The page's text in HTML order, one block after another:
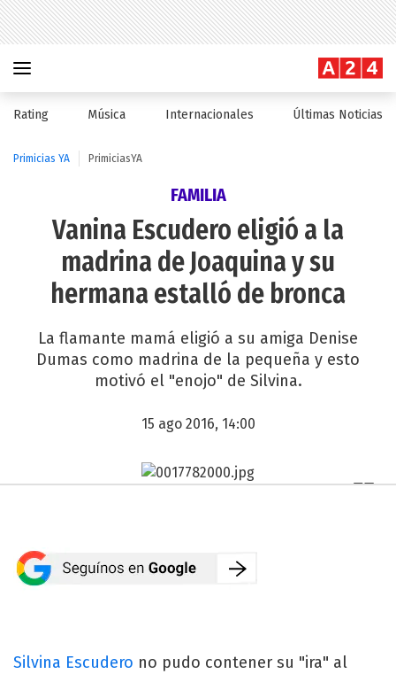
Rating Música Internacionales Últimas Noticias
Primicias YA PrimiciasYA
FAMILIA
Vanina Escudero eligió a la
madrina de Joaquina y su
hermana estalló de bronca
La flamante mamá eligió a su amiga Denise
Dumas como madrina de la pequeña y esto
motivó el "enojo" de Silvina.
15 ago 2016, 14:00
Silvina Escudero no pudo contener su "ira" al